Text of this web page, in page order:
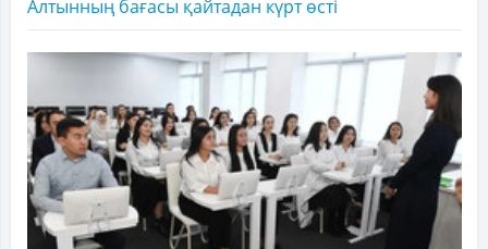
Алтынның бағасы қайтадан күрт өсті